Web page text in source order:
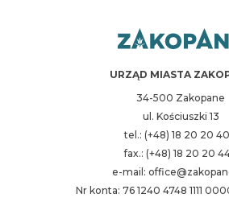
URZĄD MIASTA
34-500 Zakopane
ul. Kościuszki 13
tel.: (+48) 18 20 20
fax.: (+48) 18 20 20
e-mail:
Nr konta: 76 1240 4748 1111